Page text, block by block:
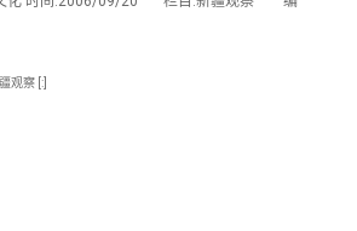
观察 [:]